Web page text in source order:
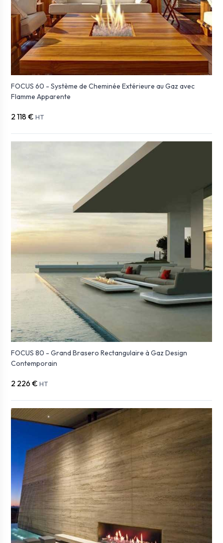
FOCUS 60 - Système de Cheminée Extérieure au Gaz avec
Flamme Apparente
2 118 € HT
FOCUS 80 - Grand Brasero Rectangulaire à Gaz Design
Contemporain
2 226 € HT